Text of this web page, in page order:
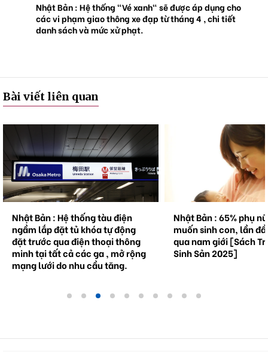
Nhật Bản : Hệ thống "Vé xanh" sẽ được áp dụng cho
các vi phạm giao thông xe đạp từ tháng 4 , chi tiết
danh sách và mức xử phạt.
Bài viết liên quan
Nhật Bản : Hệ thống tàu điện
ngầm lắp đặt tủ khóa tự động
đặt trước qua điện thoại thông
minh tại tất cả các ga , mở rộng
mạng lưới do nhu cầu tăng.
Nhật Bản : 65% phụ
muốn sinh con, lần
qua nam giới [Sách
Sinh Sản 2025]